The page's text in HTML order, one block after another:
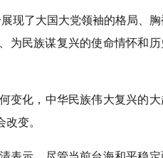
现了大国大党领袖的格局、胸
为民族谋复兴的使命情怀和历
变化，中华民族伟大复兴的大
变。